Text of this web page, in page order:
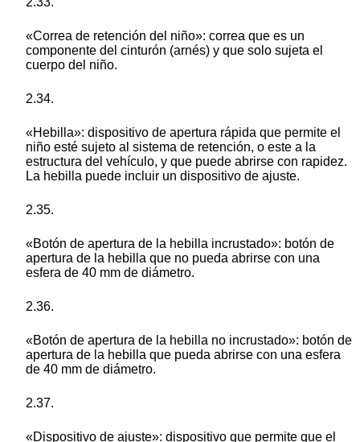
«Correa de retención del niño»: correa que es un
componente del cinturón (arnés) y que solo sujeta el
cuerpo del niño.
2.34.
«Hebilla»: dispositivo de apertura rápida que permite el
niño esté sujeto al sistema de retención, o este a la
estructura del vehículo, y que puede abrirse con rapidez.
La hebilla puede incluir un dispositivo de ajuste.
2.35.
«Botón de apertura de la hebilla incrustado»: botón de
apertura de la hebilla que no pueda abrirse con una
esfera de 40 mm de diámetro.
2.36.
«Botón de apertura de la hebilla no incrustado»: botón de
apertura de la hebilla que pueda abrirse con una esfera
de 40 mm de diámetro.
2.37.
«Dispositivo de ajuste»: dispositivo que permite que el